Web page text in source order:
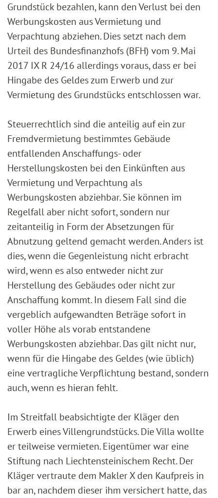
Grundstück bezahlen, kann den Verlust bei den
Werbungskosten aus Vermietung und
Verpachtung abziehen. Dies setzt nach dem
Urteil des Bundesfinanzhofs (BFH) vom 9. Mai
2017 IX R 24/16 allerdings voraus, dass er bei
Hingabe des Geldes zum Erwerb und zur
Vermietung des Grundstücks entschlossen war.
Steuerrechtlich sind die anteilig auf ein zur
Fremdvermietung bestimmtes Gebäude
entfallenden Anschaffungs- oder
Herstellungskosten bei den Einkünften aus
Vermietung und Verpachtung als
Werbungskosten abziehbar. Sie können im
Regelfall aber nicht sofort, sondern nur
zeitanteilig in Form der Absetzungen für
Abnutzung geltend gemacht werden. Anders ist
dies, wenn die Gegenleistung nicht erbracht
wird, wenn es also entweder nicht zur
Herstellung des Gebäudes oder nicht zur
Anschaffung kommt. In diesem Fall sind die
vergeblich aufgewandten Beträge sofort in
voller Höhe als vorab entstandene
Werbungskosten abziehbar. Das gilt nicht nur,
wenn für die Hingabe des Geldes (wie üblich)
eine vertragliche Verpflichtung bestand, sondern
auch, wenn es hieran fehlt.
Im Streitfall beabsichtigte der Kläger den
Erwerb eines Villengrundstücks. Die Villa wollte
er teilweise vermieten. Eigentümer war eine
Stiftung nach Liechtensteinischem Recht. Der
Kläger vertraute dem Makler X den Kaufpreis in
bar an, nachdem dieser ihm versichert hatte, das